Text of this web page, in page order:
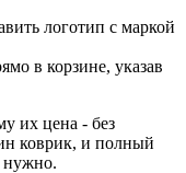
логотип с маркой
в корзине, указав
их цена - без
коврик, и полный
нужно.